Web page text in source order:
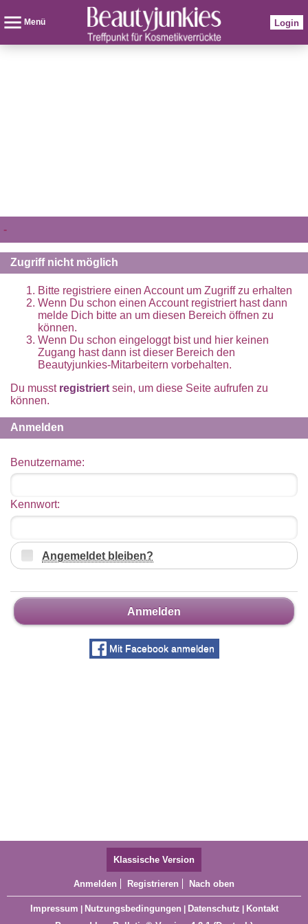
Menü Login
-
Zugriff nicht möglich
Bitte registriere einen Account um Zugriff zu erhalten
Wenn Du schon einen Account registriert hast dann
melde Dich bitte an um diesen Bereich öffnen zu
können.
Wenn Du schon eingeloggt bist und hier keinen
Zugang hast dann ist dieser Bereich den
Beautyjunkies-Mitarbeitern vorbehalten.
Du musst registriert sein, um diese Seite aufrufen zu
können.
Anmelden
Benutzername:
Kennwort:
Angemeldet bleiben?
Anmelden
Mit Facebook anmelden
Klassische Version
Anmelden Registrieren Nach oben
Impressum Nutzungsbedingungen Datenschutz
Kontakt